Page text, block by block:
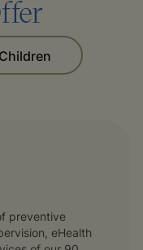
Children
preventive
eHealth